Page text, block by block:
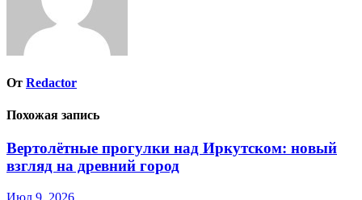
От Redactor
Похожая запись
Вертолётные прогулки над Иркутском: новый
взгляд на древний город
Июл 9, 2026